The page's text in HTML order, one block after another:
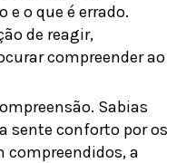
e o que é errado.
de reagir,
compreender ao
Sabias
sente conforto por os
compreendidos, a